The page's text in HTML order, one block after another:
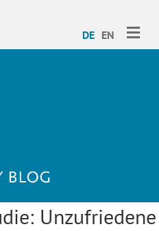
DE EN
Unzufriedene